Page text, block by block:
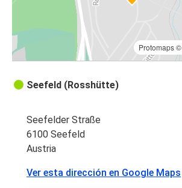
Protomaps©
Seefeld (Rosshütte)
Seefelder Straße
6100 Seefeld
Austria
Ver esta dirección en Google Maps